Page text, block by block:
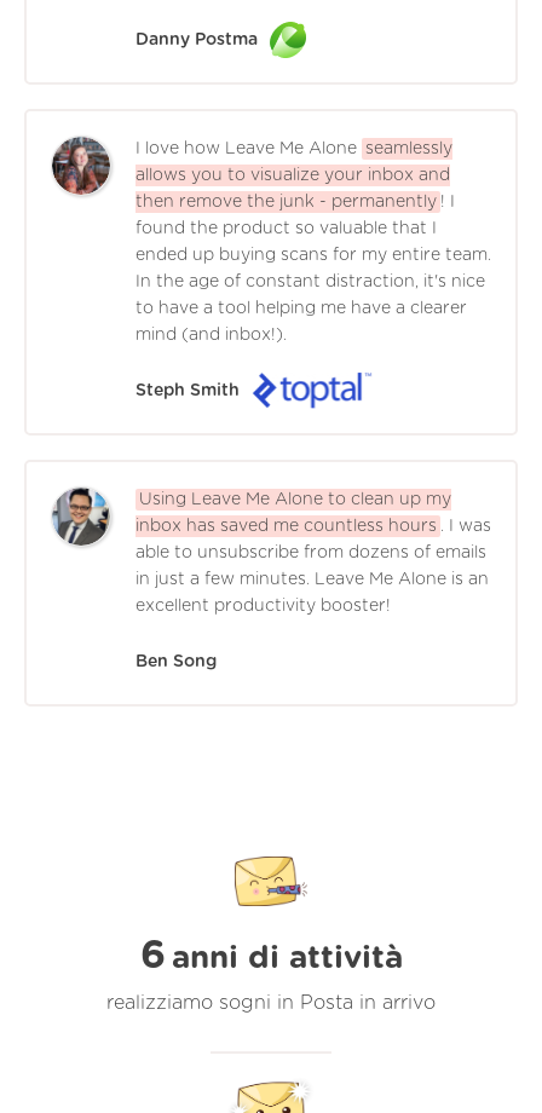
Danny Postma
I love how Leave Me Alone seamlessly
allows you to visualize your inbox and
then remove the junk - permanently ! I
found the product so valuable that I
ended up buying scans for my entire team.
In the age of constant distraction, it's nice
to have a tool helping me have a clearer
mind (and inbox!).
Steph Smith
Using Leave Me Alone to clean up my
inbox has saved me countless hours . I was
able to unsubscribe from dozens of emails
in just a few minutes. Leave Me Alone is an
excellent productivity booster!
Ben Song
6 anni di attività
realizziamo sogni in Posta in arrivo